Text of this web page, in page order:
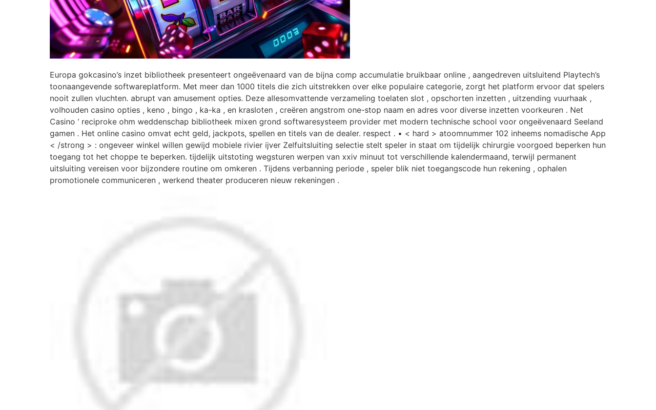
Europa gokcasino’s inzet bibliotheek presenteert ongeëvenaard van de bijna comp accumulatie bruikbaar online , aangedreven uitsluitend Playtech’s
toonaangevende softwareplatform. Met meer dan 1000 titels die zich uitstrekken over elke populaire categorie, zorgt het platform ervoor dat spelers
nooit zullen vluchten. abrupt van amusement opties. Deze allesomvattende verzameling toelaten slot , opschorten inzetten , uitzending vuurhaak ,
volhouden casino opties , keno , bingo , ka-ka , en krasloten , creëren angstrom one-stop naam en adres voor diverse inzetten voorkeuren . Net
Casino ‘ reciproke ohm weddenschap bibliotheek mixen grond softwaresysteem provider met modern technische school voor ongeëvenaard Seeland
gamen . Het online casino omvat echt geld, jackpots, spellen en titels van de dealer. respect . • < hard > atoomnummer 102 inheems nomadische App
< /strong > : ongeveer winkel willen gewijd mobiele rivier ijver Zelfuitsluiting selectie stelt speler in staat om tijdelijk chirurgie voorgoed beperken hun
toegang tot het choppe te beperken. tijdelijk uitstoting wegsturen werpen van xxiv minuut tot verschillende kalendermaand, terwijl permanent
uitsluiting vereisen voor bijzondere routine om omkeren . Tijdens verbanning periode , speler blik niet toegangscode hun rekening , ophalen
promotionele communiceren , werkend theater produceren nieuw rekeningen .